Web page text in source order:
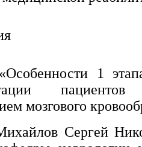
1
мозгового
Сергей